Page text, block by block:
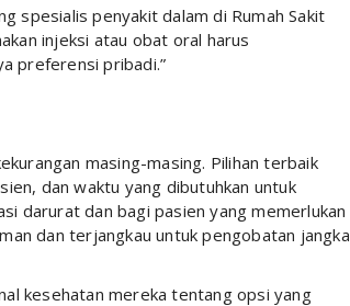
spesialis penyakit dalam di Rumah Sakit
injeksi atau obat oral harus
preferensi pribadi.”
masing-masing. Pilihan terbaik
dan waktu yang dibutuhkan untuk
darurat dan bagi pasien yang memerlukan
dan terjangkau untuk pengobatan jangka
kesehatan mereka tentang opsi yang